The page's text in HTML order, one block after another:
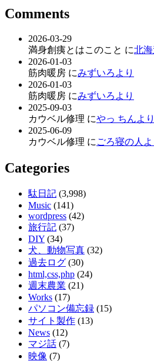
Comments
2026-03-29
満身創痍とはこのこと に北海
2026-01-03
筋肉暖房 にみずいろより
2026-01-03
筋肉暖房 にみずいろより
2025-09-03
カウベル修理 にやっ ちんより
2025-06-09
カウベル修理 に ごろ寝の人よ
Categories
駄日記 (3,998)
Music (141)
wordpress (42)
旅行記 (37)
DIY (34)
犬、動物写真 (32)
過去ログ (30)
html,css,php (24)
週末農業 (21)
Works (17)
パソコン備忘録 (15)
サイト製作 (13)
News (12)
マジ話 (7)
映像 (7)